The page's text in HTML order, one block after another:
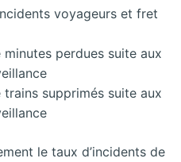
voyageurs et fret
minutes perdues suite aux
trains supprimés suite aux
le taux d’incidents de